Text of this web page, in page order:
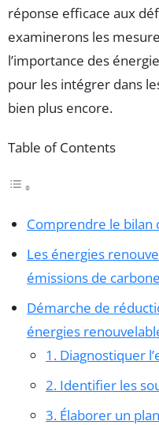
réponse efficace aux
examinerons les
l’importance des
pour les intégrer dans
bien plus encore.
Table of Contents
Comprendre le bilan
Les énergies
émissions de carbone
Démarche de
énergies
1. Diagnostiquer
2. Identifier les
3. Élaborer un